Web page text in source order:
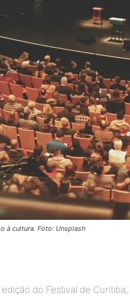
à cultura. Foto: Unsplash
do Festival de